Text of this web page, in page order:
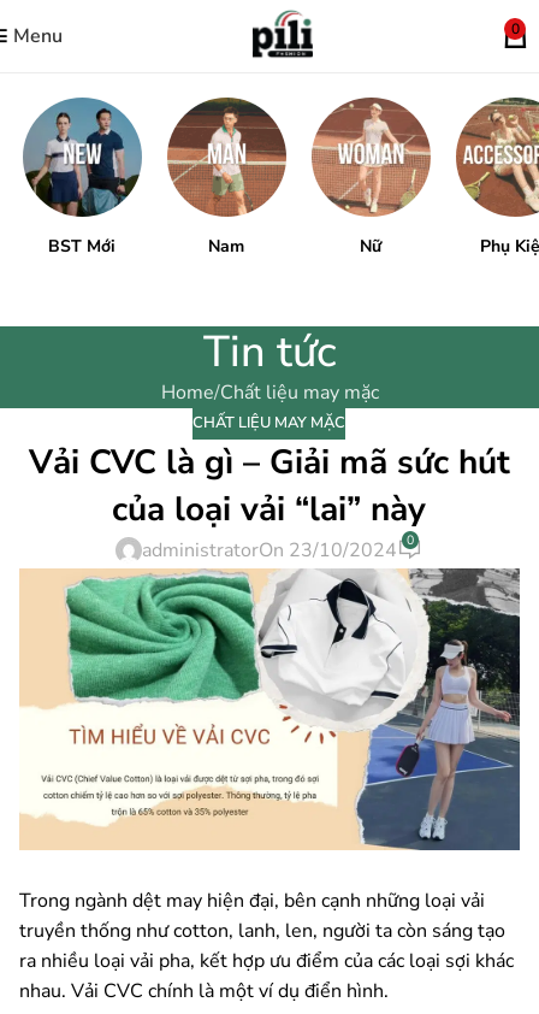
Menu 0
BST Mới Nam Nữ Phụ
Tin tức
Home Chất liệu may mặc
CHẤT LIỆU MAY MẶC
Vải CVC là gì – Giải mã sức hút
của loại vải “lai” này
administratorOn 23/10/2024 0
Trong ngành dệt may hiện đại, bên cạnh những loại vải
truyền thống như cotton, lanh, len, người ta còn sáng tạo
ra nhiều loại vải pha, kết hợp ưu điểm của các loại sợi khác
nhau. Vải CVC chính là một ví dụ điển hình.